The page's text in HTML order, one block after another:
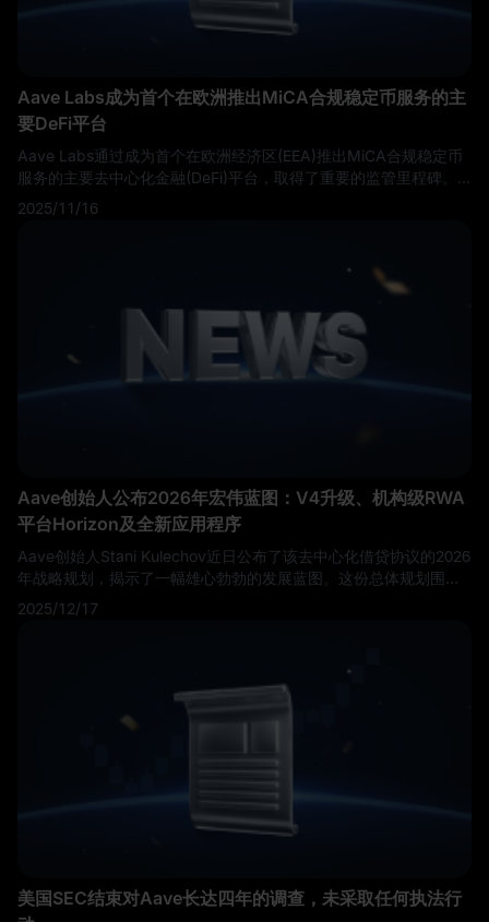
Aave Labs成为首个在欧洲推出MiCA合规稳定币服务的主
要DeFi平台
Aave Labs通过成为首个在欧洲经济区(EEA)推出MiCA合规稳定币
服务的主要去中心化金融(DeFi)平台，取得了重要的监管里程碑。
该公司的新Push服务已获得欧洲加密资产市场(MiCA)法规授权，为
欧洲用户提供无缝的稳定币进出金服
2025/11/16
Aave创始人公布2026年宏伟蓝图：V4升级、机构级RWA
平台Horizon及全新应用程序
Aave创始人Stani Kulechov近日公布了该去中心化借贷协议的2026
年战略规划，揭示了一幅雄心勃勃的发展蓝图。这份总体规划围绕
三大核心支柱展开：下一代Aave V4协议升级、专为机构投资者打
造的现实世界资产（RWA）平台Horizon，以及旨在降低用户门槛
2025/12/17
美国SEC结束对Aave长达四年的调查，未采取任何执法行